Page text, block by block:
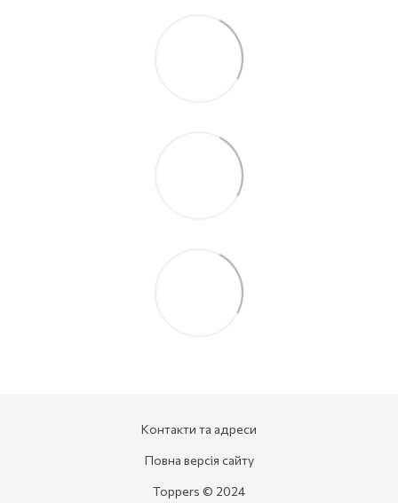
Контакти та адреси
Повна версія сайту
Toppers © 2024